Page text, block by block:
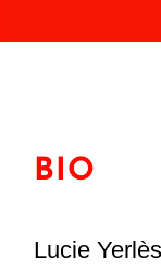
BIO
Lucie